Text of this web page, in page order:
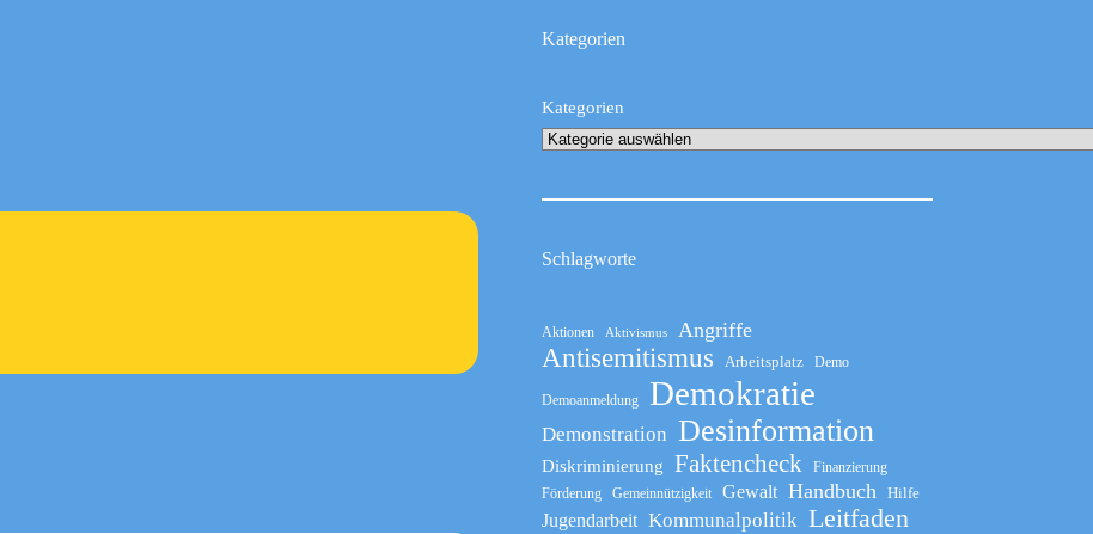
Kategorien
Kategorien
Schlagworte
Aktionen Aktivismus Angriffe
Antisemitismus Arbeitsplatz Demo
Demoanmeldung Demokratie
Demonstration Desinformation
Diskriminierung Faktencheck
Finanzierung
Förderung
Gemeinnützigkeit Gewalt Handbuch Hilfe
Jugendarbeit Kommunalpolitik Leitfaden